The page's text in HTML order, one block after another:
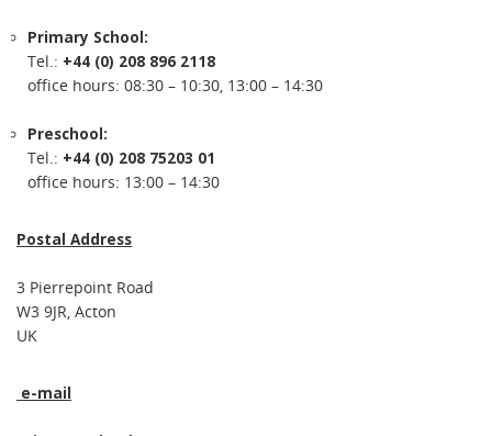
Primary School:
Tel.: +44 (0) 208 896 2118
office hours: 08:30 – 10:30, 13:00 – 14:30
Preschool:
Tel.: +44 (0) 208 75203 01
office hours: 13:00 – 14:30
Postal Address
3 Pierrepoint Road
W3 9JR, Acton
UK
e-mail